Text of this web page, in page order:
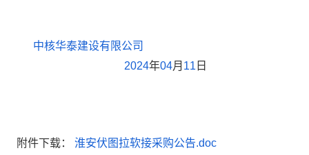
中核华泰建设有限公司
2024年04月 11 日
附件下载： 淮安伏图拉软接采购公告.doc